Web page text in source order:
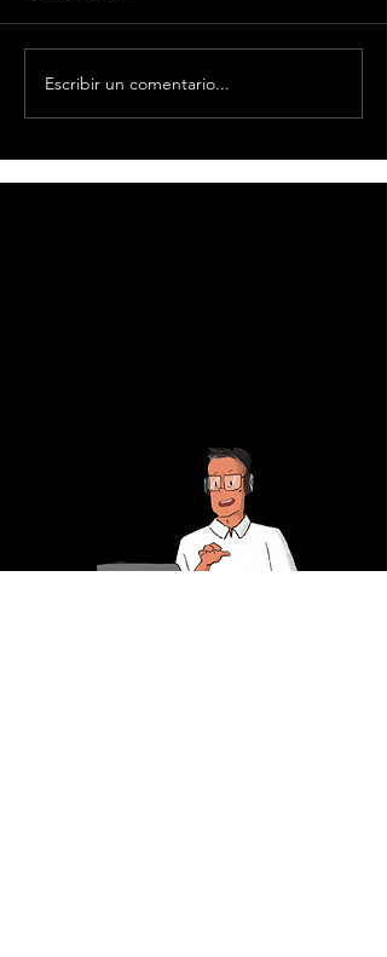
Razones para grabar un
podcast
Escribir un comentario...